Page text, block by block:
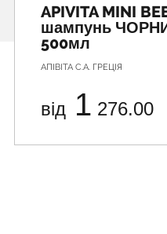
APIVITA MINI
шампунь
500мл
АПІВІТА С.А. ГРЕЦІЯ
від 1 276.00